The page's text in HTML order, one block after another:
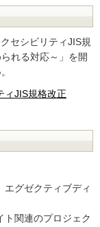
セシビリティJIS規
れる対応～」を開
ィJIS規格改正
グゼクティブディ
ト関連のプロジェク